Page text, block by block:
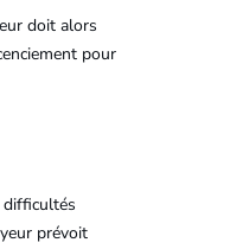
doit alors
pour
difficultés
prévoit